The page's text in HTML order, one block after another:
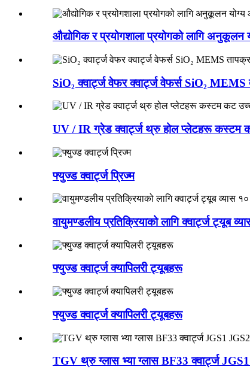
औद्योगिक र प्रयोगशाला प्रयोगको लागि
SiO₂ क्वार्ट्ज वेफर क्वार्ट्ज वेफर्स SiO₂
UV / IR ग्रेड क्वार्ट्ज थ्रु होल प्लेटहरू कस्टम
फ्युज्ड क्वार्ट्ज प्रिज्म
वायुमण्डलीय प्रतिक्रियाको लागि क्वार्ट्ज ट्यूब
फ्युज्ड क्वार्ट्ज क्यापिलरी ट्यूबहरू
फ्युज्ड क्वार्ट्ज क्यापिलरी ट्यूबहरू
TGV थ्रु ग्लास भ्या ग्लास BF33 क्वार्ट्ज